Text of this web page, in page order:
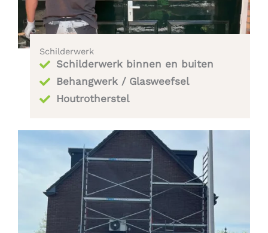
Schilderwerk
Schilderwerk binnen en buiten
Behangwerk / Glasweefsel
Houtrotherstel​